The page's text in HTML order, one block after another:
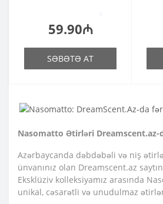
59.90₼
SƏBƏTƏ AT
Nasomatto Ətirləri Dreamscent.az-
Azərbaycanda dəbdəbəli və niş
ünvanınız olan Dreamscent.az
Eksklüziv kolleksiyamız arasında
unikal, cəsarətli və unudulmaz